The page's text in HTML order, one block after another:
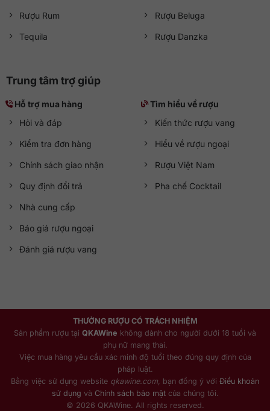
Rượu Rum
Tequila
Rượu Beluga
Rượu Danzka
Trung tâm trợ giúp
Hỗ trợ mua hàng
Hỏi và đáp
Kiểm tra đơn hàng
Chính sách giao nhận
Quy định đổi trả
Nhà cung cấp
Báo giá rượu ngoại
Đánh giá rượu vang
Tìm hiểu về rượu
Kiến thức rượu vang
Hiểu về rượu ngoại
Rượu Việt Nam
Pha chế Cocktail
THƯỞNG RƯỢU CÓ TRÁCH NHIỆM
Sản phẩm rượu tại QKAWine không dành cho người dưới 18 tuổi và
phụ nữ mang thai.
Việc mua hàng yêu cầu xác minh độ tuổi theo đúng quy định của
pháp luật.
Bằng việc sử dụng website qkawine.com , bạn đồng ý với Điều khoản
sử dụng và Chính sách bảo mậtcủa chúng tôi.
© 2026 QKAWine. All rights reserved.